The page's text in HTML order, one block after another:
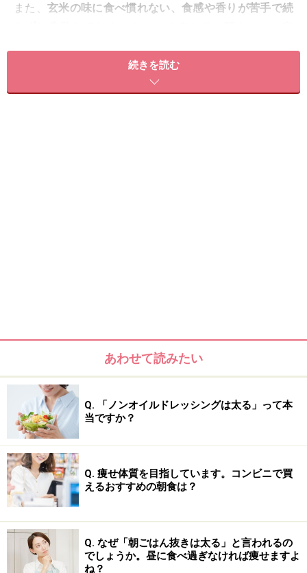
また、 玄米の味に食べ慣れない、食感や香りが苦手で続
硬くボソボソし、独特のニオイがあるのも事実。いくら
体に良いと言われても、食べるのが苦痛になってしまっ
い理由を解説しつつ、玄米をおいしく食べながらヘルシ
ーダイエットを成功させるコツやレシピ、献立を紹介し
ます。
＜目次＞
白米と比較！玄米の栄養成分とダイエットにいい理由
玄米ダイエットのやり方、成功率を高めるおかずや献立選び
おいしい玄米の炊き方
玄米ダイエットレシピ「小豆入り酵素玄米の作り方」
続きを読む
あわせて読みたい
Q. 「ノンオイルドレッシングは太る」って本
当ですか？
Q. 痩せ体質を目指しています。コンビニで買
えるおすすめの朝食は？
Q. なぜ「朝ごはん抜きは太る」と言われるの
でしょうか。昼に食べ過ぎなければ痩せますよ
ね？